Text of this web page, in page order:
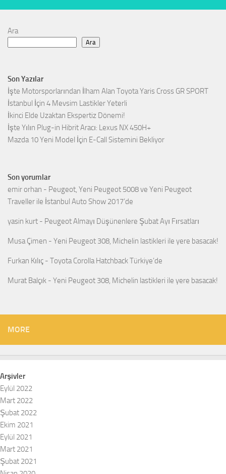
Ara
Ara
Son Yazılar
İşte Motorsporlarından İlham Alan Toyota Yaris Cross GR SPORT
İstanbul İçin 4 Mevsim Lastikler Yeterli
İkinci Elde Uzaktan Ekspertiz Dönemi!
İşte Yılın Plug-in Hibrit Aracı: Lexus NX 450H+
Mazda 10 Yeni Model İçin E-Call Sistemini Bekliyor
Son yorumlar
emir orhan - Peugeot, Yeni Peugeot 5008 ve Yeni Peugeot
Traveller ile İstanbul Auto Show 2017’de
yasin kurt - Peugeot Almayı Düşünenlere Şubat Ayı Fırsatları
Musa Çimen - Yeni Peugeot 308, Michelin lastikleri ile yere basacak!
Furkan Kılıç - Toyota Corolla Hatchback Türkiye’de
Murat Balçık - Yeni Peugeot 308, Michelin lastikleri ile yere basacak!
MORE
Arşivler
Eylül 2022
Mart 2022
Şubat 2022
Ekim 2021
Eylül 2021
Mart 2021
Şubat 2021